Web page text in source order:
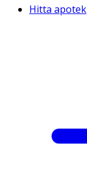
Hitta apotek